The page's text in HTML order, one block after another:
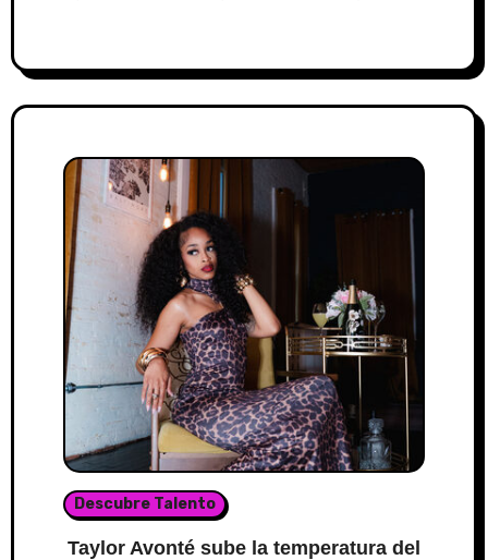
Descubre Talento
Taylor Avonté sube la temperatura del